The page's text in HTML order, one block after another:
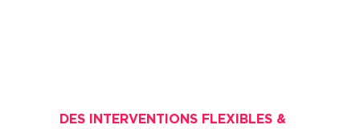
DES INTERVENTIONS FLEXIBLES &